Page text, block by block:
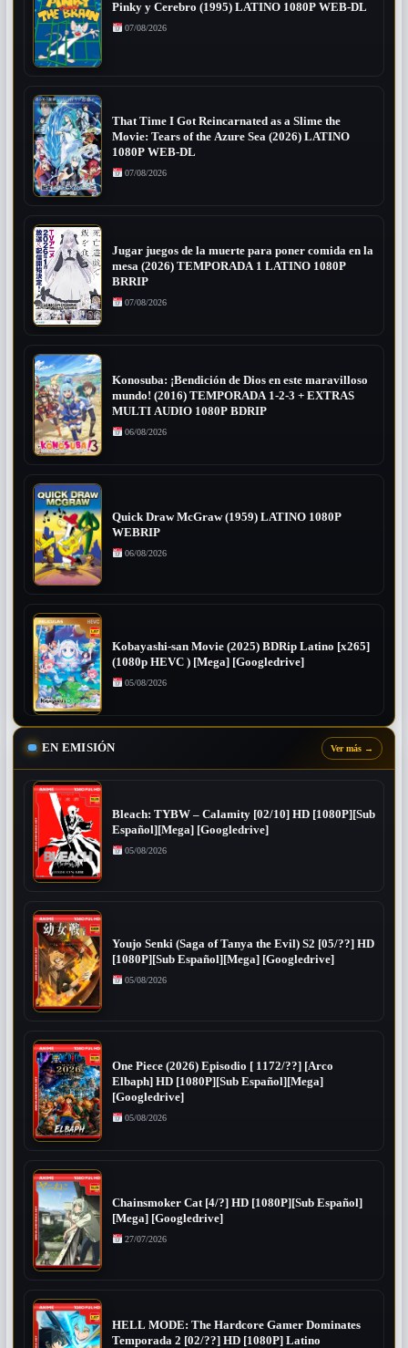
Pinky y Cerebro (1995) LATINO 1080P WEB-DL
07/08/2026
That Time I Got Reincarnated as a Slime the
Movie: Tears of the Azure Sea (2026) LATINO
1080P WEB-DL
07/08/2026
Jugar juegos de la muerte para poner comida en la
mesa (2026) TEMPORADA 1 LATINO 1080P
BRRIP
07/08/2026
Konosuba: ¡Bendición de Dios en este maravilloso
mundo! (2016) TEMPORADA 1-2-3 + EXTRAS
MULTI AUDIO 1080P BDRIP
06/08/2026
Quick Draw McGraw (1959) LATINO 1080P
WEBRIP
06/08/2026
Kobayashi-san Movie (2025) BDRip Latino [x265]
(1080p HEVC ) [Mega] [Googledrive]
05/08/2026
EN EMISIÓN Ver más →
Bleach: TYBW – Calamity [02/10] HD [1080P][Sub
Español][Mega] [Googledrive]
05/08/2026
Youjo Senki (Saga of Tanya the Evil) S2 [05/??] HD
[1080P][Sub Español][Mega] [Googledrive]
05/08/2026
One Piece (2026) Episodio [ 1172/??] [Arco
Elbaph] HD [1080P][Sub Español][Mega]
[Googledrive]
05/08/2026
Chainsmoker Cat [4/?] HD [1080P][Sub Español]
[Mega] [Googledrive]
27/07/2026
HELL MODE: The Hardcore Gamer Dominates
Temporada 2 [02/??] HD [1080P] Latino